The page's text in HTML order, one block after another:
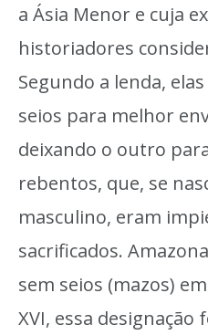
a Ásia Menor e cuja
historiadores
Segundo a lenda,
seios para melhor
deixando o outro
rebentos, que, se
masculino, eram
sacrificados.
sem seios (mazos)
XVI, essa designação